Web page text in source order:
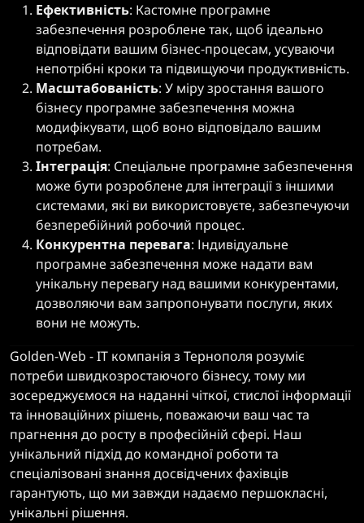
Ефективність: Кастомне програмне
забезпечення розроблене так, щоб ідеально
відповідати вашим бізнес-процесам, усуваючи
непотрібні кроки та підвищуючи продуктивність.
Масштабованість: У міру зростання вашого
бізнесу програмне забезпечення можна
модифікувати, щоб воно відповідало вашим
потребам.
Інтеграція: Спеціальне програмне забезпечення
може бути розроблене для інтеграції з іншими
системами, які ви використовуєте, забезпечуючи
безперебійний робочий процес.
Конкурентна перевага: Індивідуальне
програмне забезпечення може надати вам
унікальну перевагу над вашими конкурентами,
дозволяючи вам запропонувати послуги, яких
вони не можуть.
Golden-Web - IT компанія з Тернополя розуміє
потреби швидкозростаючого бізнесу, тому ми
зосереджуємося на наданні чіткої, стислої інформації
та інноваційних рішень, поважаючи ваш час та
прагнення до росту в професійній сфері. Наш
унікальний підхід до командної роботи та
спеціалізовані знання досвідчених фахівців
гарантують, що ми завжди надаємо першокласні,
унікальні рішення.